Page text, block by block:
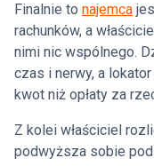
Finalnie to najemca
rachunków, a
nimi nic wspólnego.
czas i nerwy, a
kwot niż opłaty za
Z kolei właściciel
podwyższa sobie